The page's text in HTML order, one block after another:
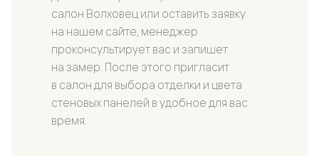
салон Волховец или оставить заявку
на нашем сайте, менеджер
проконсультирует вас и запишет
на замер. После этого пригласит
в салон для выбора отделки и цвета
стеновых панелей в удобное для вас
время.